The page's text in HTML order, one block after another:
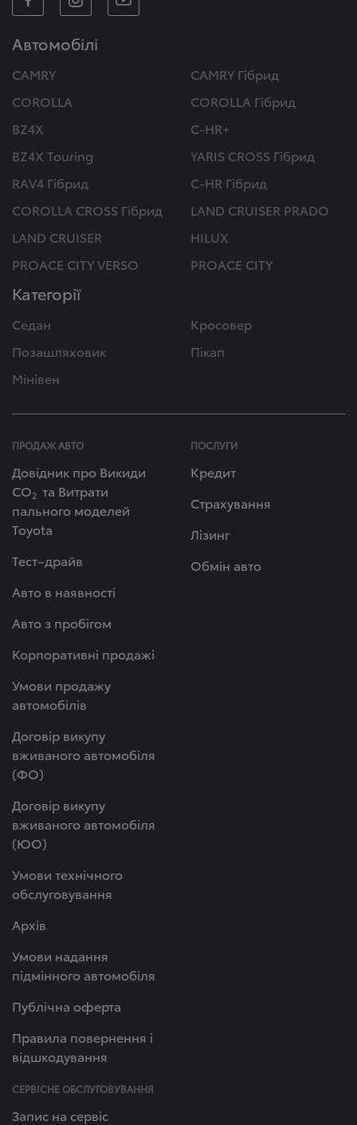
Автомобілі
CAMRY
CAMRY Гібрид
COROLLA
COROLLA Гібрид
BZ4X
C-HR+
BZ4X Touring
YARIS CROSS Гібрид
RAV4 Гібрид
C-HR Гібрид
COROLLA CROSS Гібрид
LAND CRUISER PRADO
LAND CRUISER
HILUX
PROACE CITY VERSO
PROACE CITY
Категорії
Седан
Кросовер
Позашляховик
Пікап
Мінівен
ПРОДАЖ АВТО
Довідник про Викиди
СО2 та Витрати
пального моделей
Toyota
Тест–драйв
Авто в наявності
Авто з пробігом
Корпоративні продажі
Умови продажу
автомобілів
Договір викупу
вживаного автомобіля
(ФО)
Договір викупу
вживаного автомобіля
(ЮО)
Умови технічного
обслуговування
Архів
Умови надання
підмінного автомобіля
Публічна оферта
Правила повернення і
відшкодування
ПОСЛУГИ
Кредит
Страхування
Лізинг
Обмін авто
СЕРВІСНЕ ОБСЛУГОВУВАННЯ
Запис на сервіс